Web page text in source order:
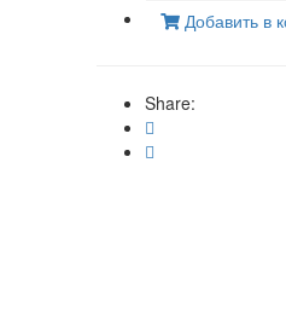
Добавить в
Share: